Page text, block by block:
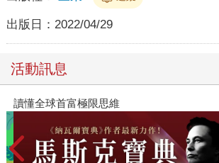
出版日： 2022/04/29
活動訊息
2026年8月金石堂強力推薦